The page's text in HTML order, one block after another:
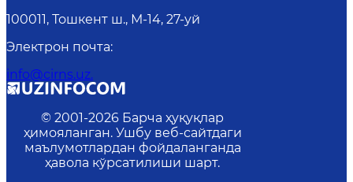
100011, Тошкент ш., М-14, 27-уй
Электрон почта:
info@cirns.uz.
© 2001-2026 Барча ҳуқуқлар
ҳимояланган. Ушбу веб-сайтдаги
маълумотлардан фойдаланганда
ҳавола кўрсатилиши шарт.